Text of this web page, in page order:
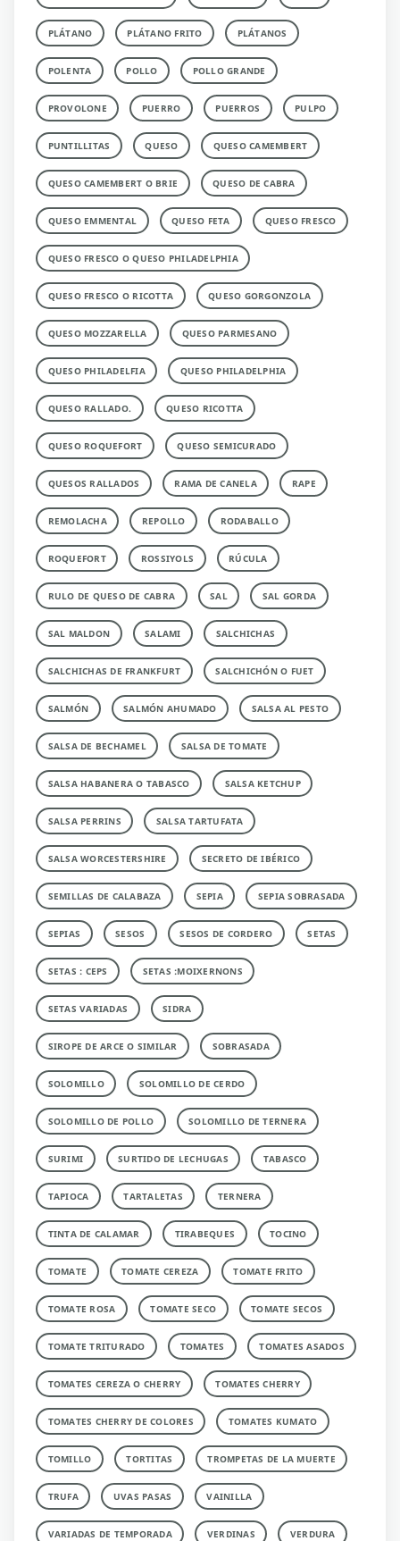
PLÁTANO PLÁTANO FRITO PLÁTANOS
POLENTA POLLO POLLO GRANDE
PROVOLONE PUERRO PUERROS PULPO
PUNTILLITAS QUESO QUESO CAMEMBERT
QUESO CAMEMBERT O BRIE QUESO DE CABRA
QUESO EMMENTAL QUESO FETA QUESO FRESCO
QUESO FRESCO O QUESO PHILADELPHIA
QUESO FRESCO O RICOTTA QUESO GORGONZOLA
QUESO MOZZARELLA QUESO PARMESANO
QUESO PHILADELFIA QUESO PHILADELPHIA
QUESO RALLADO. QUESO RICOTTA
QUESO ROQUEFORT QUESO SEMICURADO
QUESOS RALLADOS RAMA DE CANELA RAPE
REMOLACHA REPOLLO RODABALLO
ROQUEFORT ROSSIYOLS RÚCULA
RULO DE QUESO DE CABRA SAL SAL GORDA
SAL MALDON SALAMI SALCHICHAS
SALCHICHAS DE FRANKFURT SALCHICHÓN O FUET
SALMÓN SALMÓN AHUMADO SALSA AL PESTO
SALSA DE BECHAMEL SALSA DE TOMATE
SALSA HABANERA O TABASCO SALSA KETCHUP
SALSA PERRINS SALSA TARTUFATA
SALSA WORCESTERSHIRE SECRETO DE IBÉRICO
SEMILLAS DE CALABAZA SEPIA SEPIA SOBRASADA
SEPIAS SESOS SESOS DE CORDERO SETAS
SETAS : CEPS SETAS :MOIXERNONS
SETAS VARIADAS SIDRA
SIROPE DE ARCE O SIMILAR SOBRASADA
SOLOMILLO SOLOMILLO DE CERDO
SOLOMILLO DE POLLO SOLOMILLO DE TERNERA
SURIMI SURTIDO DE LECHUGAS TABASCO
TAPIOCA TARTALETAS TERNERA
TINTA DE CALAMAR TIRABEQUES TOCINO
TOMATE TOMATE CEREZA TOMATE FRITO
TOMATE ROSA TOMATE SECO TOMATE SECOS
TOMATE TRITURADO TOMATES TOMATES ASADOS
TOMATES CEREZA O CHERRY TOMATES CHERRY
TOMATES CHERRY DE COLORES TOMATES KUMATO
TOMILLO TORTITAS TROMPETAS DE LA MUERTE
TRUFA UVAS PASAS VAINILLA
VARIADAS DE TEMPORADA VERDINAS VERDURA